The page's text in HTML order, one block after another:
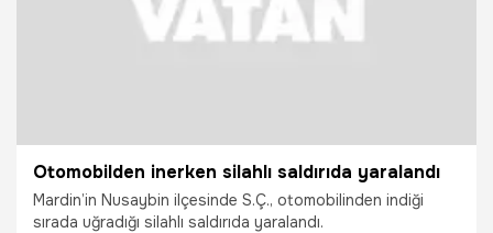
Otomobilden inerken silahlı saldırıda yaralandı
Mardin’in Nusaybin ilçesinde S.Ç., otomobilinden indiği
sırada uğradığı silahlı saldırıda yaralandı.